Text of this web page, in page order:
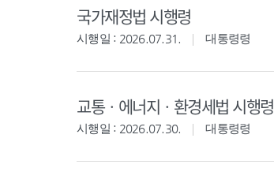
국가재정법 시행령
시행일 : 2026.07.31. 대통령령
교통ㆍ에너지ㆍ환경세법 시행령
시행일 : 2026.07.30. 대통령령